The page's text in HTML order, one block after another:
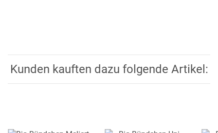
Kunden kauften dazu folgende Artikel: